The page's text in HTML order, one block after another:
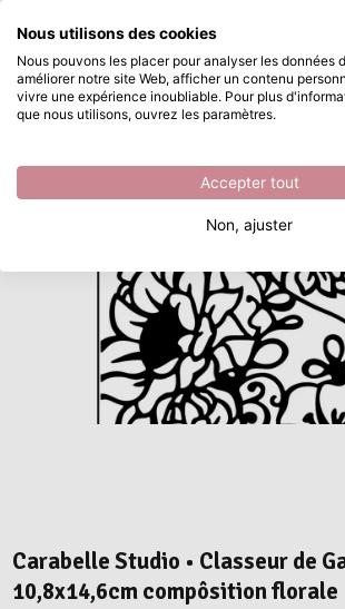
Passer au contenu principal
Disponible
/ Découper et gaufrer /
Carabelle Studio • Classeur de
10,8x14,6cm compôsition florale
Que recherchez-vous ?
Nous utilisons des cookies
Nous pouvons les placer pour analyser les données
améliorer notre site Web, afficher un contenu
vivre une expérience inoubliable. Pour plus
que nous utilisons, ouvrez les paramètres.
Accepter tout
Non, ajuster